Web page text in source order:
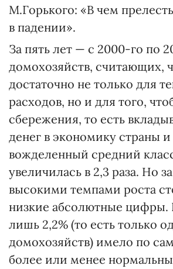
М.Горького: «В чем
в падении».
За пять лет — с 2000-го по
домохозяйств, считающих,
достаточно не только для
расходов, но и для того,
сбережения, то есть
денег в экономику страны
вожделенный средний
увеличилась в 2,3 раза. Но
высокими темпами роста
низкие абсолютные цифры.
лишь 2,2% (то есть только
домохозяйств) имело по
более или менее